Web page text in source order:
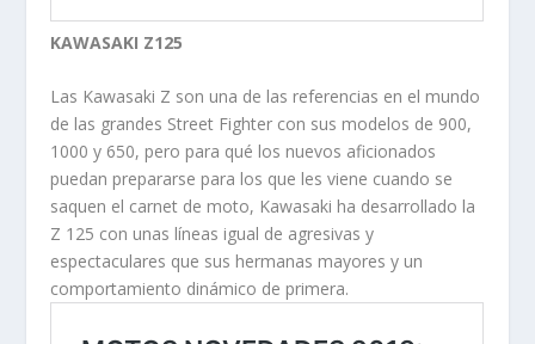
KAWASAKI Z125
Las Kawasaki Z son una de las referencias en el mundo
de las grandes Street Fighter con sus modelos de 900,
1000 y 650, pero para qué los nuevos aficionados
puedan prepararse para los que les viene cuando se
saquen el carnet de moto, Kawasaki ha desarrollado la
Z 125 con unas líneas igual de agresivas y
espectaculares que sus hermanas mayores y un
comportamiento dinámico de primera.